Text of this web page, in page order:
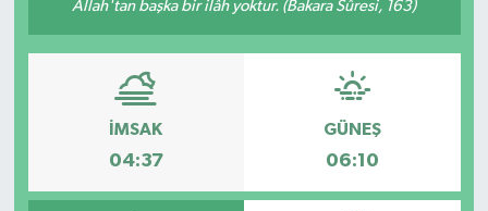
Allah'tan başka bir ilâh yoktur. (Bakara Sûresi, 163)
İMSAK
04:37
GÜNEŞ
06:10
RESMİ İLAN
Künye